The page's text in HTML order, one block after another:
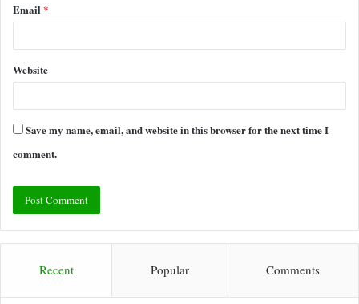
Email *
Website
Save my name, email, and website in this browser for the next time I
comment.
Recent Popular Comments